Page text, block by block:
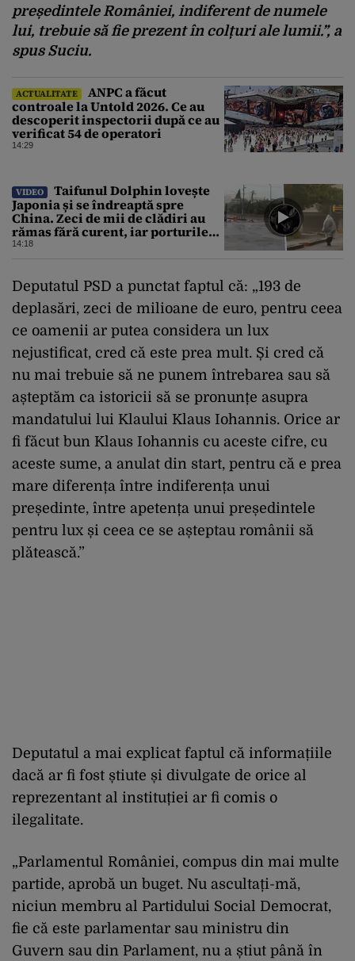
președintele României, indiferent de numele
lui, trebuie să fie prezent în colțuri ale lumii.”, a
spus Suciu.
ACTUALITATE
ANPC a făcut
controale la Untold 2026. Ce au
descoperit inspectorii după ce au
verificat 54 de operatori
14:29
VIDEO
Taifunul Dolphin lovește
Japonia și se îndreaptă spre
China. Zeci de mii de clădiri au
rămas fără curent, iar porturile
au fost închise
14:18
Deputatul PSD a punctat faptul că: „193 de
deplasări, zeci de milioane de euro, pentru ceea
ce oamenii ar putea considera un lux
nejustificat, cred că este prea mult. Și cred că
nu mai trebuie să ne punem întrebarea sau să
așteptăm ca istoricii să se pronunțe asupra
mandatului lui Klaului Klaus Iohannis. Orice ar
fi făcut bun Klaus Iohannis cu aceste cifre, cu
aceste sume, a anulat din start, pentru că e prea
mare diferența între indiferența unui
președinte, între apetența unui președintele
pentru lux și ceea ce se așteptau românii să
plătească.”
Deputatul a mai explicat faptul că informațiile
dacă ar fi fost știute și divulgate de orice al
reprezentant al instituției ar fi comis o
ilegalitate.
„Parlamentul României, compus din mai multe
partide, aprobă un buget. Nu ascultați-mă,
niciun membru al Partidului Social Democrat,
fie că este parlamentar sau ministru din
Guvern sau din Parlament, nu a știut până în